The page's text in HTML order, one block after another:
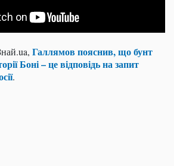
Галлямов пояснив, що бунт
Боні – це відповідь на запит
.